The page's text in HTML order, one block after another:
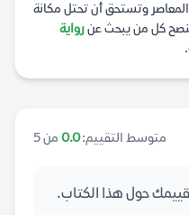
المعاصر وتستحق أن تحتل مكانة
ننصح كل من يبحث عنرواية
.
متوسط التقييم:0.0 من 5
حول هذا الكتاب.